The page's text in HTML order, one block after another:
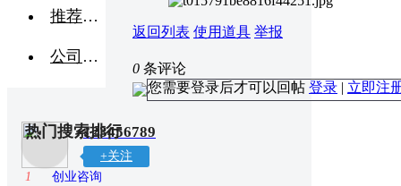
推荐企业
公司转让
返回列表 使用道具 举报
0 条评论
您需要登录后才可以回帖 登录 | 立即注
123456789
+关注
热门搜索排行
1 创业咨询